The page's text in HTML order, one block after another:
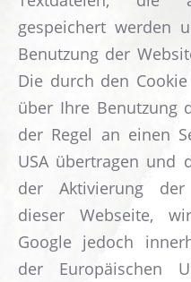
gespeichert werden
Benutzung der
Die durch den
über Ihre Benutzung
der Regel an einen
USA übertragen und
der Aktivierung der
dieser Webseite,
Google jedoch
der Europäischen